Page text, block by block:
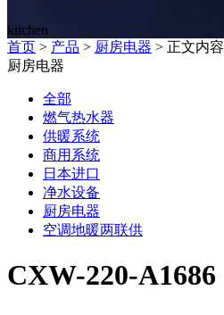
kitchen
首页 > 产品 > 厨房电器 > 正文内容
厨房电器
全部
燃气热水器
供暖系统
商用系统
日本进口
净水设备
厨房电器
空调地暖两联供
CXW-220-A1686